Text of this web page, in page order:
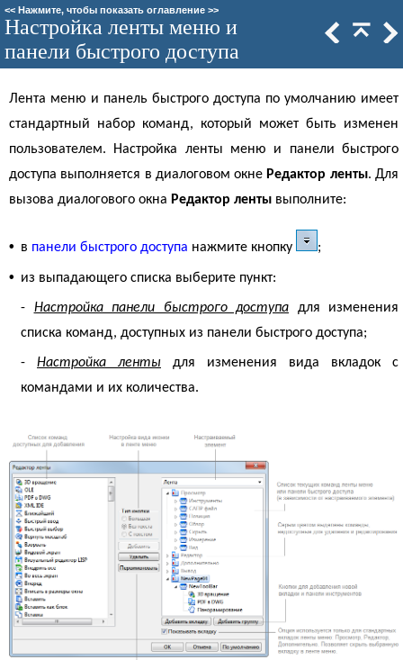
<< Нажмите, чтобы показать оглавление >>
Настройка ленты меню и
панели быстрого доступа
Лента меню и панель быстрого доступа по умолчанию имеет
стандартный набор команд, который может быть изменен
пользователем. Настройка ленты меню и панели быстрого
доступа выполняется в диалоговом окне Редактор ленты. Для
вызова диалогового окна Редактор ленты выполните:
• в панели быстрого доступа нажмите кнопку ;
• из выпадающего списка выберите пункт:
- Настройка панели быстрого доступа для изменения
списка команд, доступных из панели быстрого доступа;
- Настройка ленты
для изменения вида вкладок с
командами и их количества.